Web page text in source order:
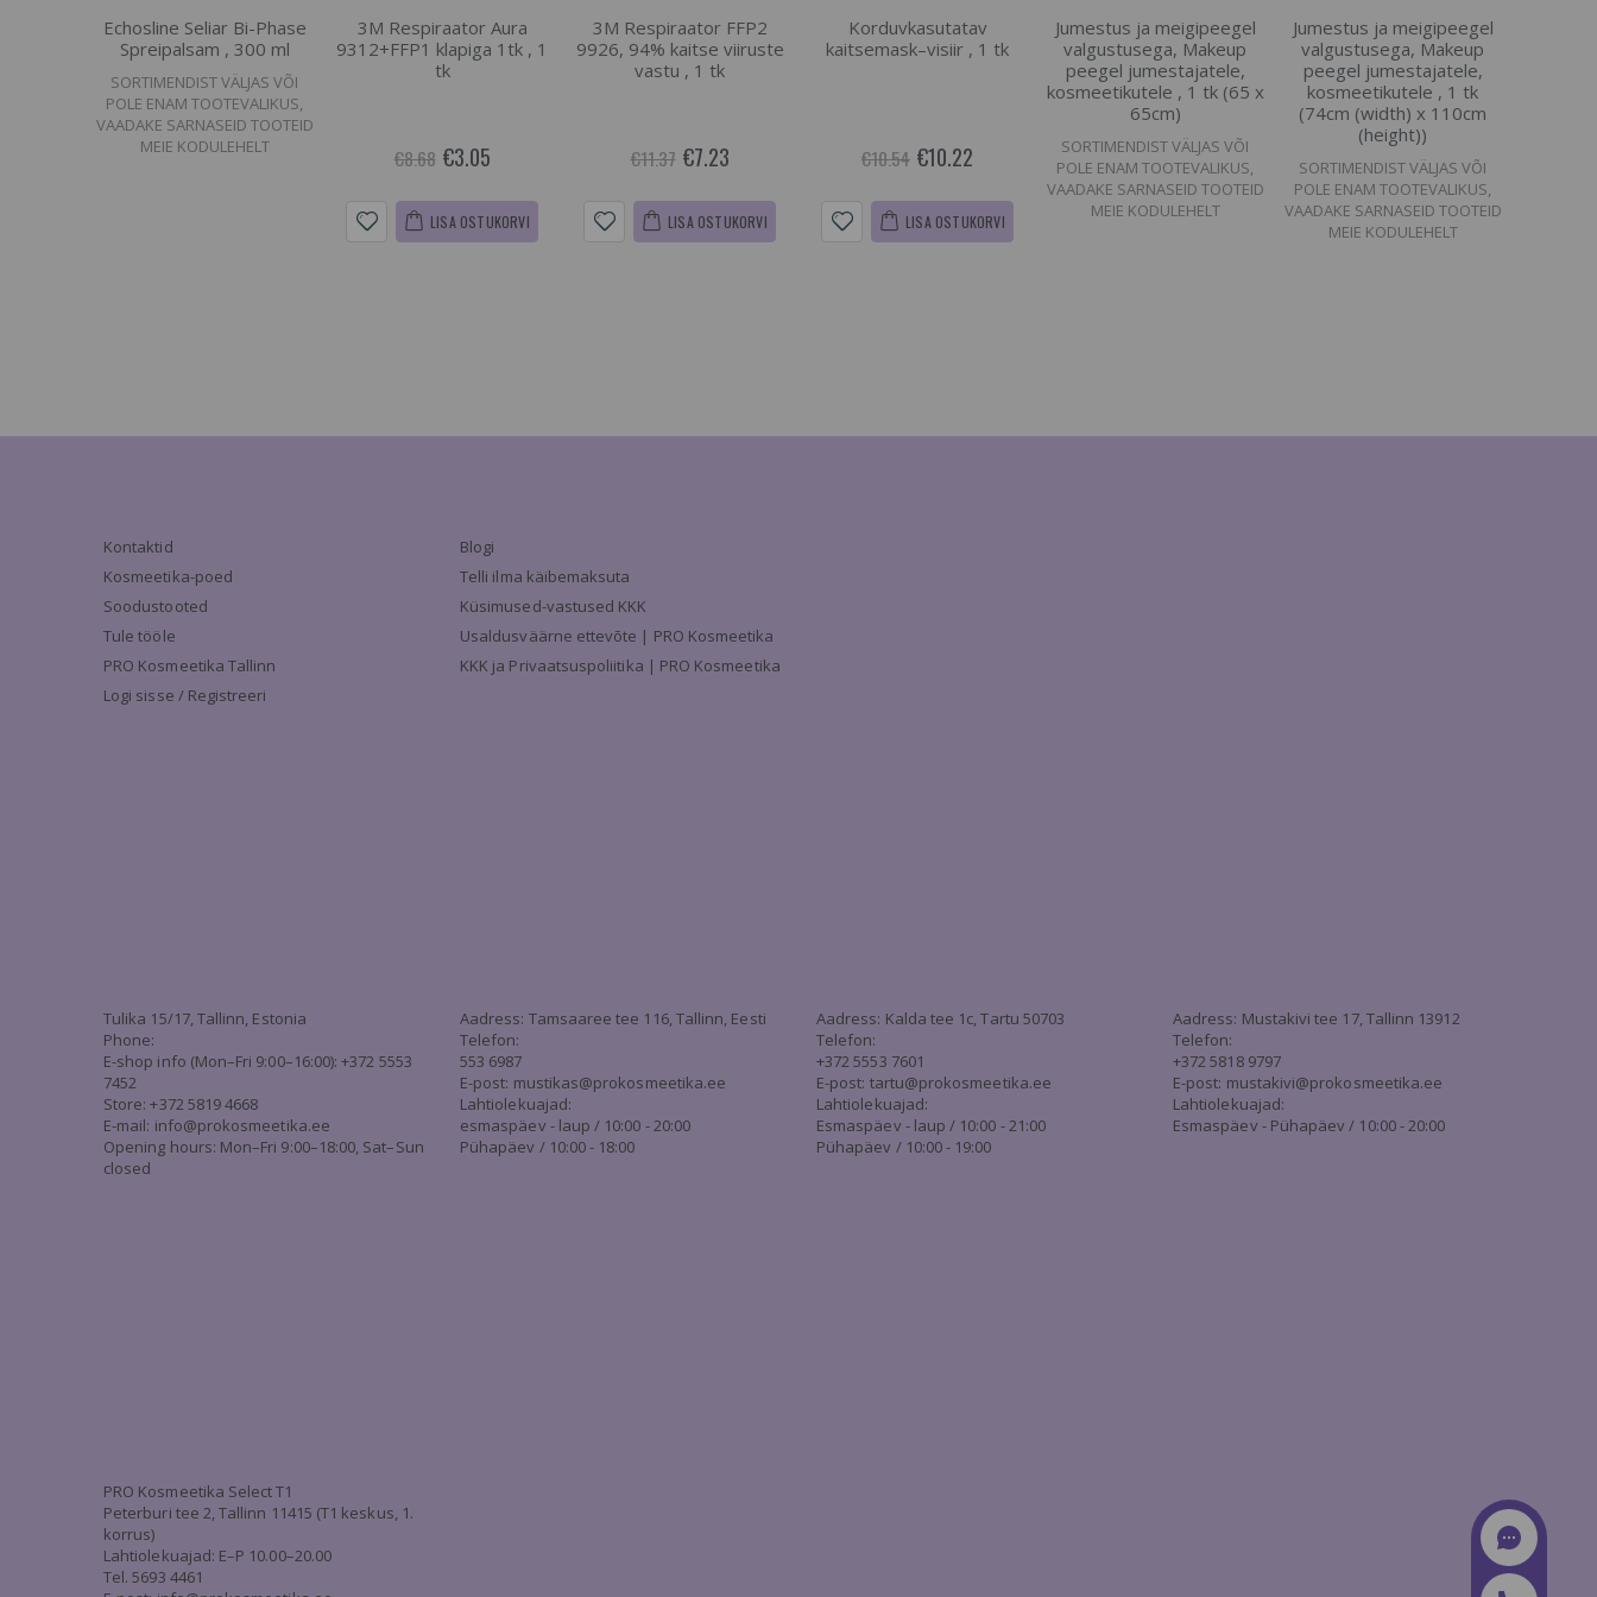
Echosline Seliar Bi-Phase
Spreipalsam , 300 ml
SORTIMENDIST VÄLJAS VÕI
POLE ENAM TOOTEVALIKUS,
VAADAKE SARNASEID TOOTEID
MEIE KODULEHELT
3M Respiraator Aura
9312+FFP1 klapiga 1tk , 1
tk
€8.68 €3.05
LISA OSTUKORVI
3M Respiraator FFP2
9926, 94% kaitse viiruste
vastu , 1 tk
€11.37 €7.23
LISA OSTUKORVI
Korduvkasutatav
kaitsemask–visiir , 1 tk
€10.54 €10.22
LISA OSTUKORVI
Jumestus ja meigipeegel
valgustusega, Makeup
peegel jumestajatele,
kosmeetikutele , 1 tk (65 x
65cm)
SORTIMENDIST VÄLJAS VÕI
POLE ENAM TOOTEVALIKUS,
VAADAKE SARNASEID TOOTEID
MEIE KODULEHELT
Jumestus ja meigipeegel
valgustusega, Makeup
peegel jumestajatele,
kosmeetikutele , 1 tk
(74cm (width) x 110cm
(height))
SORTIMENDIST VÄLJAS VÕI
POLE ENAM TOOTEVALIKUS,
VAADAKE SARNASEID TOOTEID
MEIE KODULEHELT
Kontaktid
Kosmeetika-poed
Soodustooted
Tule tööle
PRO Kosmeetika Tallinn
Logi sisse / Registreeri
Blogi
Telli ilma käibemaksuta
Küsimused-vastused KKK
Usaldusväärne ettevõte | PRO Kosmeetika
KKK ja Privaatsuspoliitika | PRO Kosmeetika
Tulika 15/17, Tallinn, Estonia
Phone:
E-shop info (Mon–Fri 9:00–16:00): +372 5553
7452
Store: +372 5819 4668
E-mail: info@prokosmeetika.ee
Opening hours: Mon–Fri 9:00–18:00, Sat–Sun
closed
Aadress: Tamsaaree tee 116, Tallinn, Eesti
Telefon:
553 6987
E-post: mustikas@prokosmeetika.ee
Lahtiolekuajad:
esmaspäev - laup / 10:00 - 20:00
Pühapäev / 10:00 - 18:00
Aadress: Kalda tee 1c, Tartu 50703
Telefon:
+372 5553 7601
E-post: tartu@prokosmeetika.ee
Lahtiolekuajad:
Esmaspäev - laup / 10:00 - 21:00
Pühapäev / 10:00 - 19:00
Aadress: Mustakivi tee 17, Tallinn 13912
Telefon:
+372 5818 9797
E-post: mustakivi@prokosmeetika.ee
Lahtiolekuajad:
Esmaspäev - Pühapäev / 10:00 - 20:00
PRO Kosmeetika Select T1
Peterburi tee 2, Tallinn 11415 (T1 keskus, 1.
korrus)
Lahtiolekuajad: E–P 10.00–20.00
Tel. 5693 4461